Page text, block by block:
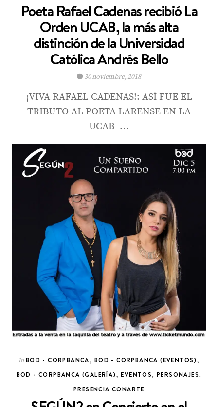
Poeta Rafael Cadenas recibió La
Orden UCAB, la más alta
distinción de la Universidad
Católica Andrés Bello
30 noviembre, 2018
¡VIVA RAFAEL CADENAS!: ASÍ FUE EL
TRIBUTO AL POETA LARENSE EN LA
UCAB …
In BOD - CORPBANCA, BOD - CORPBANCA (EVENTOS),
BOD - CORPBANCA (GALERÍA),EVENTOS, PERSONAJES,
PRESENCIA CONARTE